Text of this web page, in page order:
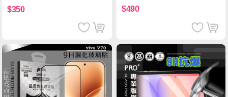
$350
機/平板/筆電
$490